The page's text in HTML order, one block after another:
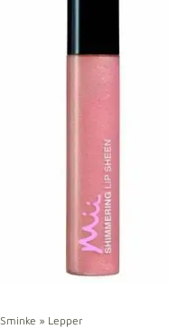
Sminke » Lepper